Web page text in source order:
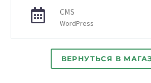
CMS
WordPress
ВЕРНУТЬСЯ В